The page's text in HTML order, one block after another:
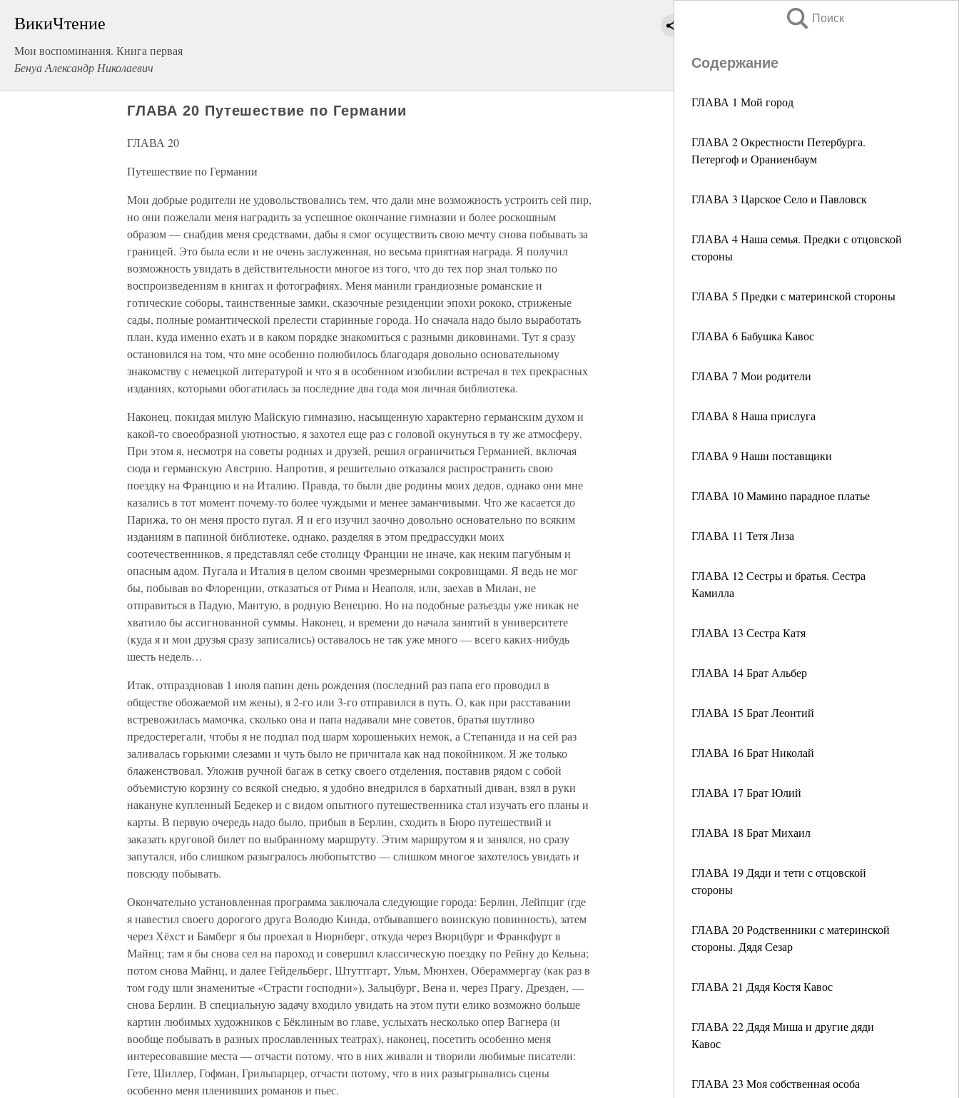
ВикиЧтение
Мои воспоминания. Книга первая
Бенуа Александр Николаевич
Поиск
Содержание
ГЛАВА 1 Мой город
ГЛАВА 2 Окрестности Петербурга.
Петергоф и Ораниенбаум
ГЛАВА 3 Царское Село и Павловск
ГЛАВА 4 Наша семья. Предки с отцовской
стороны
ГЛАВА 5 Предки с материнской стороны
ГЛАВА 6 Бабушка Кавос
ГЛАВА 7 Мои родители
ГЛАВА 8 Наша прислуга
ГЛАВА 9 Наши поставщики
ГЛАВА 10 Мамино парадное платье
ГЛАВА 11 Тетя Лиза
ГЛАВА 12 Сестры и братья. Сестра
Камилла
ГЛАВА 13 Сестра Катя
ГЛАВА 14 Брат Альбер
ГЛАВА 15 Брат Леонтий
ГЛАВА 16 Брат Николай
ГЛАВА 17 Брат Юлий
ГЛАВА 18 Брат Михаил
ГЛАВА 19 Дяди и тети с отцовской
стороны
ГЛАВА 20 Родственники с материнской
стороны. Дядя Сезар
ГЛАВА 21 Дядя Костя Кавос
ГЛАВА 22 Дядя Миша и другие дяди
Кавос
ГЛАВА 23 Моя собственная особа
ГЛАВА 20 Путешествие по Германии
ГЛАВА 20
Путешествие по Германии
Мои добрые родители не удовольствовались тем, что дали мне возможность устроить сей пир,
но они пожелали меня наградить за успешное окончание гимназии и более роскошным
образом — снабдив меня средствами, дабы я смог осуществить свою мечту снова побывать за
границей. Это была если и не очень заслуженная, но весьма приятная награда. Я получил
возможность увидать в действительности многое из того, что до тех пор знал только по
воспроизведениям в книгах и фотографиях. Меня манили грандиозные романские и
готические соборы, таинственные замки, сказочные резиденции эпохи рококо, стриженые
сады, полные романтической прелести старинные города. Но сначала надо было выработать
план, куда именно ехать и в каком порядке знакомиться с разными диковинами. Тут я сразу
остановился на том, что мне особенно полюбилось благодаря довольно основательному
знакомству с немецкой литературой и что я в особенном изобилии встречал в тех прекрасных
изданиях, которыми обогатилась за последние два года моя личная библиотека.
Наконец, покидая милую Майскую гимназию, насыщенную характерно германским духом и
какой-то своеобразной уютностью, я захотел еще раз с головой окунуться в ту же атмосферу.
При этом я, несмотря на советы родных и друзей, решил ограничиться Германией, включая
сюда и германскую Австрию. Напротив, я решительно отказался распространить свою
поездку на Францию и на Италию. Правда, то были две родины моих дедов, однако они мне
казались в тот момент почему-то более чуждыми и менее заманчивыми. Что же касается до
Парижа, то он меня просто пугал. Я и его изучил заочно довольно основательно по всяким
изданиям в папиной библиотеке, однако, разделяя в этом предрассудки моих
соотечественников, я представлял себе столицу Франции не иначе, как неким пагубным и
опасным адом. Пугала и Италия в целом своими чрезмерными сокровищами. Я ведь не мог
бы, побывав во Флоренции, отказаться от Рима и Неаполя, или, заехав в Милан, не
отправиться в Падую, Мантую, в родную Венецию. Но на подобные разъезды уже никак не
хватило бы ассигнованной суммы. Наконец, и времени до начала занятий в университете
(куда я и мои друзья сразу записались) оставалось не так уже много — всего каких-нибудь
шесть недель…
Итак, отпраздновав 1 июля папин день рождения (последний раз папа его проводил в
обществе обожаемой им жены), я 2-го или 3-го отправился в путь. О, как при расставании
встревожилась мамочка, сколько она и папа надавали мне советов, братья шутливо
предостерегали, чтобы я не подпал под шарм хорошеньких немок, а Степанида и на сей раз
заливалась горькими слезами и чуть было не причитала как над покойником. Я же только
блаженствовал. Уложив ручной багаж в сетку своего отделения, поставив рядом с собой
объемистую корзину со всякой снедью, я удобно внедрился в бархатный диван, взял в руки
накануне купленный Бедекер и с видом опытного путешественника стал изучать его планы и
карты. В первую очередь надо было, прибыв в Берлин, сходить в Бюро путешествий и
заказать круговой билет по выбранному маршруту. Этим маршрутом я и занялся, но сразу
запутался, ибо слишком разыгралось любопытство — слишком многое захотелось увидать и
повсюду побывать.
Окончательно установленная программа заключала следующие города: Берлин, Лейпциг (где
я навестил своего дорогого друга Володю Кинда, отбывавшего воинскую повинность), затем
через Хёхст и Бамберг я бы проехал в Нюрнберг, откуда через Вюрцбург и Франкфурт в
Майнц; там я бы снова сел на пароход и совершил классическую поездку по Рейну до Кельна;
потом снова Майнц, и далее Гейдельберг, Штуттгарт, Ульм, Мюнхен, Обераммергау (как раз в
том году шли знаменитые «Страсти господни»), Зальцбург, Вена и, через Прагу, Дрезден, —
снова Берлин. В специальную задачу входило увидать на этом пути елико возможно больше
картин любимых художников с Бёклиным во главе, услыхать несколько опер Вагнера (и
вообще побывать в разных прославленных театрах), наконец, посетить особенно меня
интересовавшие места — отчасти потому, что в них живали и творили любимые писатели:
Гете, Шиллер, Гофман, Грильпарцер, отчасти потому, что в них разыгрывались сцены
особенно меня пленивших романов и пьес.